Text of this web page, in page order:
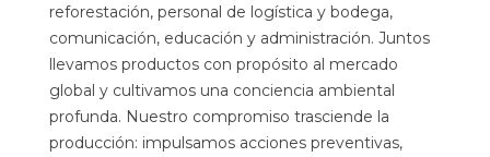
reforestación, personal de logística y bodega,
comunicación, educación y administración. Juntos
llevamos productos con propósito al mercado
global y cultivamos una conciencia ambiental
profunda. Nuestro compromiso trasciende la
producción: impulsamos acciones preventivas,